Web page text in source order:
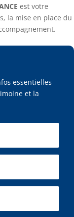
NCE est votre
la mise en place du
essentielles
et la